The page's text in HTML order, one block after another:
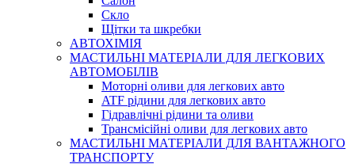
Скло
Щітки та шкребки
АВТОХІМІЯ
МАСТИЛЬНІ МАТЕРІАЛИ ДЛЯ ЛЕГКОВИХ
АВТОМОБІЛІВ
Моторні оливи для легкових авто
ATF рідини для легкових авто
Гідравлічні рідини та оливи
Трансмісійні оливи для легкових авто
МАСТИЛЬНІ МАТЕРІАЛИ ДЛЯ ВАНТАЖНОГО
ТРАНСПОРТУ